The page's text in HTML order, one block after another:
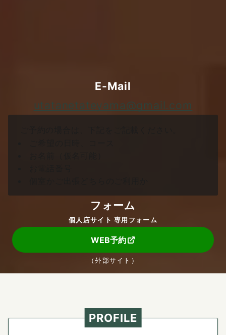
E-Mail
utatanetateyama@gmail.com
フォーム
個人店サイト 専用フォーム
WEB予約
（外部サイト）
PROFILE